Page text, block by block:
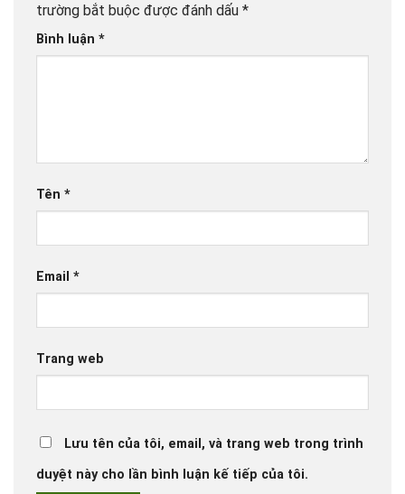
trường bắt buộc được đánh dấu *
Bình luận *
Tên *
Email *
Trang web
Lưu tên của tôi, email, và trang web trong trình
duyệt này cho lần bình luận kế tiếp của tôi.